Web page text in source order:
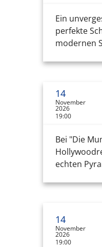
Ein
perfekte
modernen
14
November
2026
19:00
Bei "Die
echten
14
November
2026
19:00